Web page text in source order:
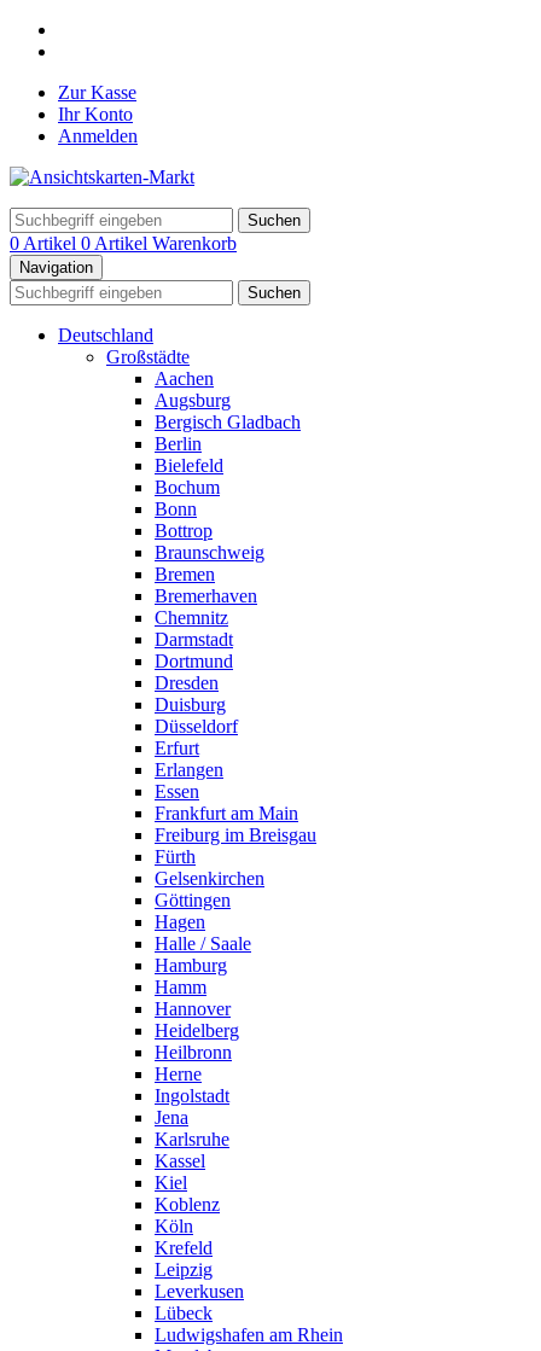
Zur Kasse
Ihr Konto
Anmelden
Suchen
0 Artikel 0 Artikel Warenkorb
Navigation
Suchen
Deutschland
Großstädte
Aachen
Augsburg
Bergisch Gladbach
Berlin
Bielefeld
Bochum
Bonn
Bottrop
Braunschweig
Bremen
Bremerhaven
Chemnitz
Darmstadt
Dortmund
Dresden
Duisburg
Düsseldorf
Erfurt
Erlangen
Essen
Frankfurt am Main
Freiburg im Breisgau
Fürth
Gelsenkirchen
Göttingen
Hagen
Halle / Saale
Hamburg
Hamm
Hannover
Heidelberg
Heilbronn
Herne
Ingolstadt
Jena
Karlsruhe
Kassel
Kiel
Koblenz
Köln
Krefeld
Leipzig
Leverkusen
Lübeck
Ludwigshafen am Rhein